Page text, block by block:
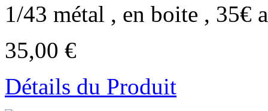
1/43 métal , en boite , 35€
35,00 €
Détails du Produit